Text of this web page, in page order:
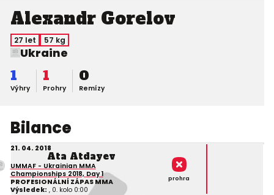
Alexandr Gorelov
27 let 57 kg
Ukraine
Výhry
1
Prohry
1
Remízy
0
Bilance
21. 04. 2018
Ata Atdayev
UMMAF - Ukrainian MMA
Championships 2018, Day 1
PROFESIONÁLNÍ ZÁPAS MMA
Výsledek: , 0. kolo 0:00
prohra